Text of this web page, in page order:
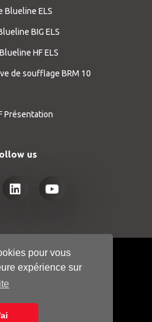
pour vous
expérience sur
Blueline ELS
BIG ELS
HF ELS
de soufflage BRM 10
Présentation
us
HTGINDUSTRY.COM
RESERVED
CONFIDENTIALITÉ
POLICY